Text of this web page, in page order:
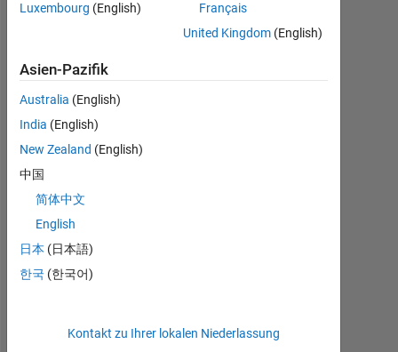
MATLAB Answers
BEITRÄGE L
0
1
Luxembourg (English)
Français
United Kingdom (English)
Asien-Pazifik
Australia (English)
India (English)
New Zealand (English)
中国
简体中文
English
日本 (日本語)
한국 (한국어)
Kontakt zu Ihrer lokalen Niederlassung